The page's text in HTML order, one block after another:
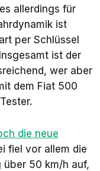
allerdings für
ist
per Schlüssel
ist der
wer aber
dem Fiat 500
die neue
fiel vor allem die
über 50 km/h auf,